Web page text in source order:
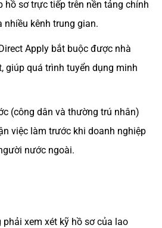
hồ sơ trực tiếp trên nền tảng chính
nhiều kênh trung gian.
Apply bắt buộc được nhà
giúp quá trình tuyển dụng minh
(công dân và thường trú nhân)
việc làm trước khi doanh nghiệp
nước ngoài.
phải xem xét kỹ hồ sơ của lao